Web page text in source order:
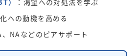
化への動機を高める
、NAなどのピアサポート